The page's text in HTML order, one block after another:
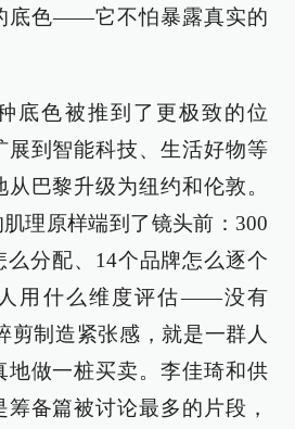
底色——它不怕暴露真实的
底色被推到了更极致的位
展到智能科技、生活好物等
巴黎升级为纽约和伦敦。
理原样端到了镜头前：300
分配、14个品牌怎么逐个
用什么维度评估——没有
剪制造紧张感，就是一群人
地做一桩买卖。李佳琦和供
备篇被讨论最多的片段，